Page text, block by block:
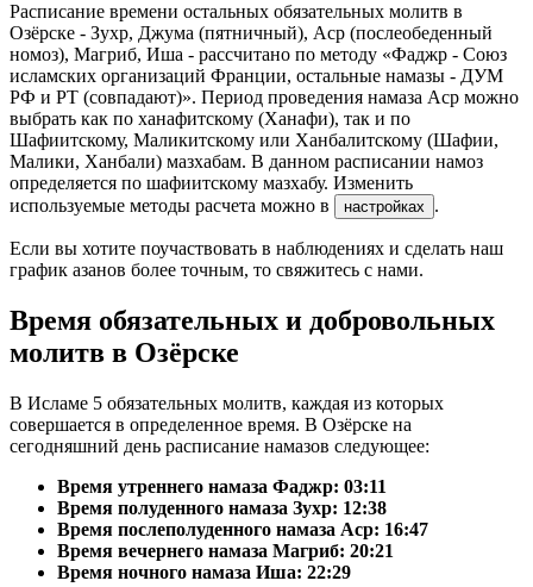
Расписание времени остальных обязательных молитв в
Озёрске - Зухр, Джума (пятничный), Аср (послеобеденный
номоз), Магриб, Иша - рассчитано по методу «Фаджр - Союз
исламских организаций Франции, остальные намазы - ДУМ
РФ и РТ (совпадают)». Период проведения намаза Аср можно
выбрать как по ханафитскому (Ханафи), так и по
Шафиитскому, Маликитскому или Ханбалитскому (Шафии,
Малики, Ханбали) мазхабам. В данном расписании намоз
определяется по шафиитскому мазхабу. Изменить
используемые методы расчета можно в
настройках .
Если вы хотите поучаствовать в наблюдениях и сделать наш
график азанов более точным, то свяжитесь с нами.
Время обязательных и добровольных
молитв в Озёрске
В Исламе 5 обязательных молитв, каждая из которых
совершается в определенное время. В Озёрске на
сегодняшний день расписание намазов следующее:
Время утреннего намаза Фаджр: 03:11
Время полуденного намаза Зухр: 12:38
Время послеполуденного намаза Аср: 16:47
Время вечернего намаза Магриб: 20:21
Время ночного намаза Иша: 22:29